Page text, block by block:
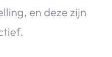
en deze zijn